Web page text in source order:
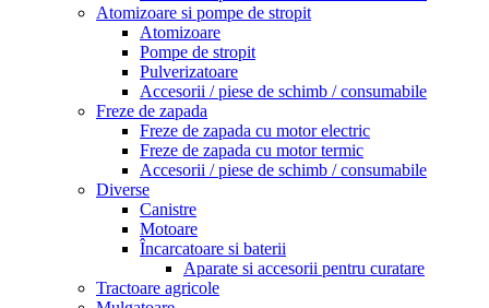
Atomizoare si pompe de stropit
Atomizoare
Pompe de stropit
Pulverizatoare
Accesorii / piese de schimb / consumabile
Freze de zapada
Freze de zapada cu motor electric
Freze de zapada cu motor termic
Accesorii / piese de schimb / consumabile
Diverse
Canistre
Motoare
Încarcatoare si baterii
Aparate si accesorii pentru curatare
Tractoare agricole